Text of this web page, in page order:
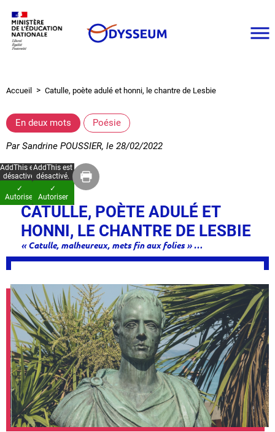
contenu
principal
Fil
Accueil Catulle, poète adulé et honni, le chantre de Lesbie
En deux mots Poésie
ParSandrine POUSSIER, le 28/02/2022
AddThis est
désactivé.
✓
Autoriser
AddThis est
désactivé.
✓
Autoriser
CATULLE, POÈTE ADULÉ ET
HONNI, LE CHANTRE DE LESBIE
« Catulle, malheureux, mets fin aux folies » …